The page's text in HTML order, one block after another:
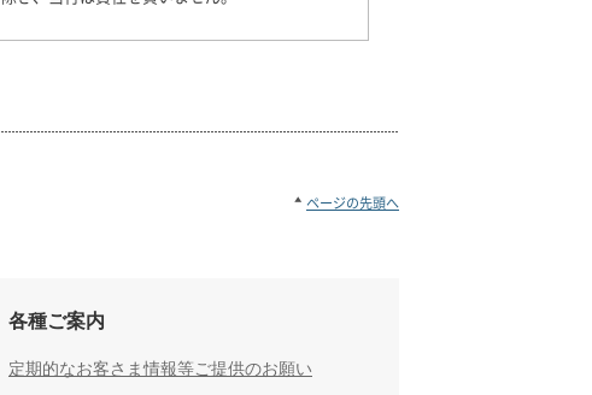
ページの先頭へ
各種ご案内
定期的なお客さま情報等ご提供のお願い